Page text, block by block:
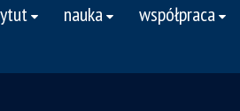
nauka współpraca